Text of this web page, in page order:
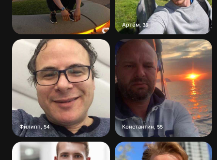
Артём, 35
Филипп 54 Константин 55